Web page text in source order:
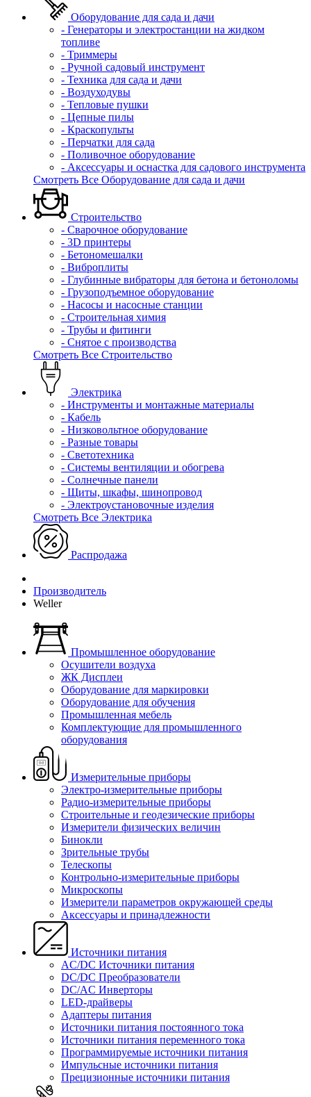
Оборудование для сада и дачи
- Генераторы и электростанции на жидком
топливе
- Триммеры
- Ручной садовый инструмент
- Техника для сада и дачи
- Воздуходувы
- Тепловые пушки
- Цепные пилы
- Краскопульты
- Перчатки для сада
- Поливочное оборудование
- Аксессуары и оснастка для садового инструмента
Смотреть Все Оборудование для сада и дачи
Строительство
- Сварочное оборудование
- 3D принтеры
- Бетономешалки
- Виброплиты
- Глубинные вибраторы для бетона и бетоноломы
- Грузоподъемное оборудование
- Насосы и насосные станции
- Строительная химия
- Трубы и фитинги
- Снятое с производства
Смотреть Все Строительство
Электрика
- Инструменты и монтажные материалы
- Кабель
- Низковольтное оборудование
- Разные товары
- Светотехника
- Системы вентиляции и обогрева
- Солнечные панели
- Щиты, шкафы, шинопровод
- Электроустановочные изделия
Смотреть Все Электрика
Распродажа
Производитель
Weller
Промышленное оборудование
Осушители воздуха
ЖК Дисплеи
Оборудование для маркировки
Оборудование для обучения
Промышленная мебель
Комплектующие для промышленного
оборудования
Измерительные приборы
Электро-измерительные приборы
Радио-измерительные приборы
Строительные и геодезические приборы
Измерители физических величин
Бинокли
Зрительные трубы
Телескопы
Контрольно-измерительные приборы
Микроскопы
Измерители параметров окружающей среды
Аксессуары и принадлежности
Источники питания
AC/DC Источники питания
DC/DC Преобразователи
DC/AC Инверторы
LED-драйверы
Адаптеры питания
Источники питания постоянного тока
Источники питания переменного тока
Программируемые источники питания
Импульсные источники питания
Прецизионные источники питания